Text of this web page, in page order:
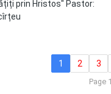
prin Hristos" Pastor:
1 2 3
Page